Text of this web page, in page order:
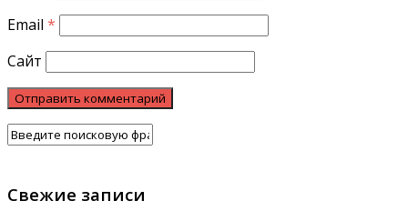
Email *
Сайт
Свежие записи